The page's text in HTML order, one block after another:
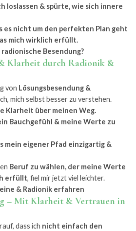
loslassen & spürte, wie sich innere
es nicht um den perfekten Plan geht
mich wirklich erfüllt.
Besendung?
Klarheit durch Radionik &
von Lösungsbesendung &
mich selbst besser zu verstehen.
Klarheit über meinen Weg.
Bauchgefühl & meine Werte zu
mein eigener Pfad einzigartig &
Beruf zu wählen, der meine Werte
erfüllt, fiel mir jetzt viel leichter.
& Radionik erfahren
– Mit Klarheit & Vertrauen in
dass ich nicht einfach den